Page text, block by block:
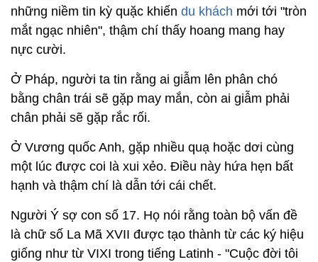
những niềm tin kỳ quặc khiến du khách mới tới "tròn
mắt ngạc nhiên", thậm chí thấy hoang mang hay
nực cười.
Ở Pháp, người ta tin rằng ai giẫm lên phân chó
bằng chân trái sẽ gặp may mắn, còn ai giẫm phải
chân phải sẽ gặp rắc rối.
Ở Vương quốc Anh, gặp nhiều quạ hoặc dơi cùng
một lúc được coi là xui xẻo. Điều này hứa hẹn bất
hạnh và thậm chí là dẫn tới cái chết.
Người Ý sợ con số 17. Họ nói rằng toàn bộ vấn đề
là chữ số La Mã XVII được tạo thành từ các ký hiệu
giống như từ VIXI trong tiếng Latinh - "Cuộc đời tôi